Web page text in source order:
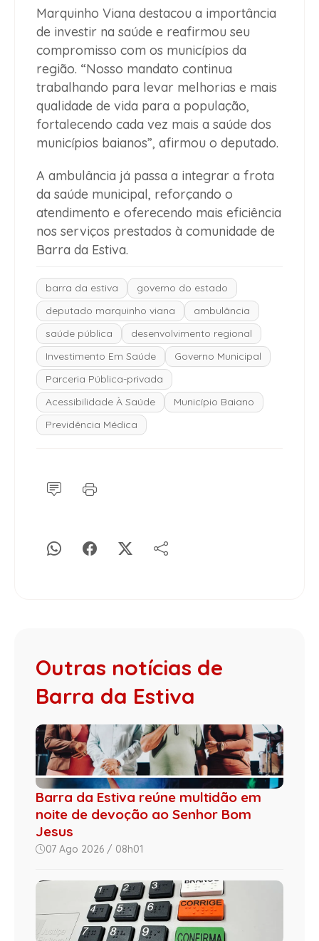
Marquinho Viana destacou a importância
de investir na saúde e reafirmou seu
compromisso com os municípios da
região. “Nosso mandato continua
trabalhando para levar melhorias e mais
qualidade de vida para a população,
fortalecendo cada vez mais a saúde dos
municípios baianos”, afirmou o deputado.
A ambulância já passa a integrar a frota
da saúde municipal, reforçando o
atendimento e oferecendo mais eficiência
nos serviços prestados à comunidade de
Barra da Estiva.
barra da estiva
governo do estado
deputado marquinho viana
ambulância
saúde pública
desenvolvimento regional
Investimento Em Saúde
Governo Municipal
Parceria Pública-privada
Acessibilidade À Saúde
Município Baiano
Previdência Médica
Outras notícias de
Barra da Estiva
Barra da Estiva reúne multidão em
noite de devoção ao Senhor Bom
Jesus
07 Ago 2026 / 08h01